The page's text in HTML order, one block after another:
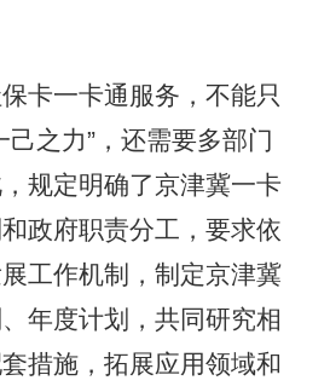
一卡通服务，不能只
己之力”，还需要多部门
规定明确了京津冀一卡
政府职责分工，要求依
工作机制，制定京津冀
年度计划，共同研究相
措施，拓展应用领域和